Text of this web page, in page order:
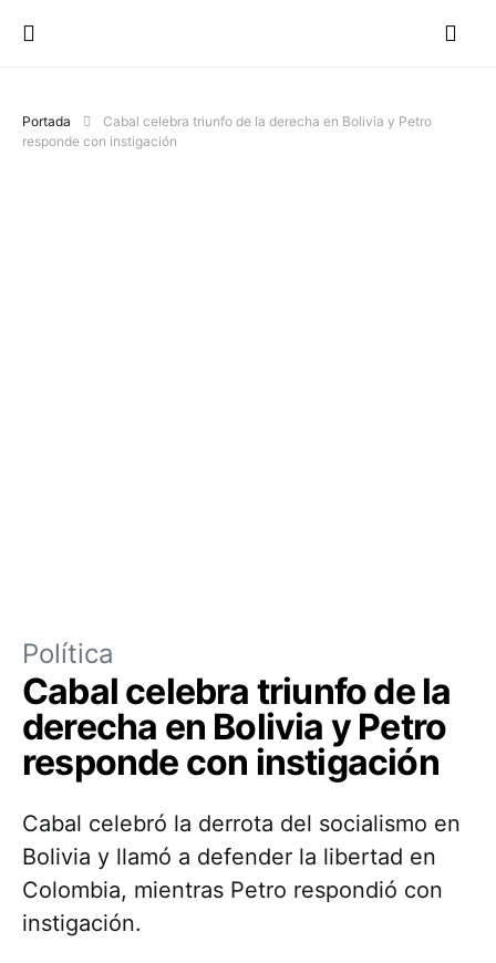
Portada
Cabal celebra triunfo de la derecha en Bolivia y Petro
responde con instigación
Política
Cabal celebra triunfo de la
derecha en Bolivia y Petro
responde con instigación
Cabal celebró la derrota del socialismo en
Bolivia y llamó a defender la libertad en
Colombia, mientras Petro respondió con
instigación.